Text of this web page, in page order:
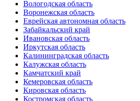
Вологодская область
Воронежская область
Еврейская автономная область
Забайкальский край
Ивановская область
Иркутская область
Калининградская область
Калужская область
Камчатский край
Кемеровская область
Кировская область
Костромская область